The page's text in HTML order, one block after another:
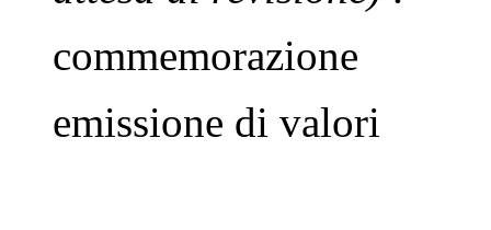
commemorazione
emissione di valori